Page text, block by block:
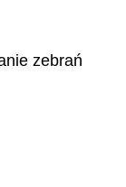
zebrań